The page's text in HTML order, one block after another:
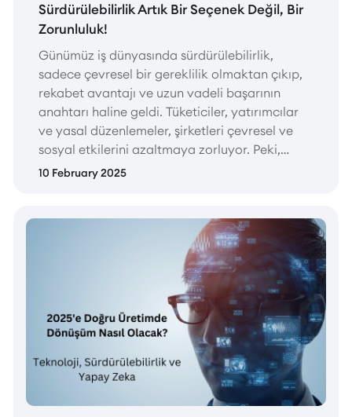
Sürdürülebilirlik Artık Bir Seçenek Değil, Bir
Zorunluluk!
Günümüz iş dünyasında sürdürülebilirlik,
sadece çevresel bir gereklilik olmaktan çıkıp,
rekabet avantajı ve uzun vadeli başarının
anahtarı haline geldi. Tüketiciler, yatırımcılar
ve yasal düzenlemeler, şirketleri çevresel ve
sosyal etkilerini azaltmaya zorluyor. Peki,
sürdürülebilirlik hedeflerinize ulaşmak için
10 February 2025